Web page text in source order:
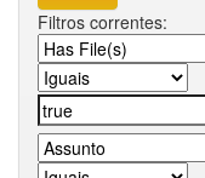
Filtros correntes: